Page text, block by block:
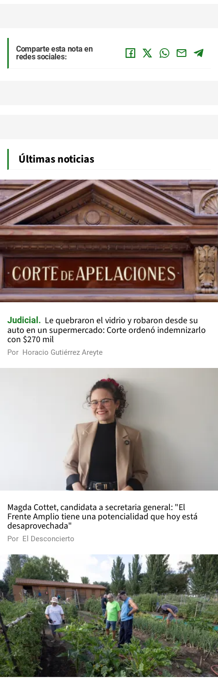
Comparte esta nota en
redes sociales:
Últimas noticias
Judicial
Le quebraron el vidrio y robaron desde su
auto en un supermercado: Corte ordenó indemnizarlo
con $270 mil
Por Horacio Gutiérrez Areyte
Magda Cottet, candidata a secretaria general: "El
Frente Amplio tiene una potencialidad que hoy está
desaprovechada"
Por El Desconcierto